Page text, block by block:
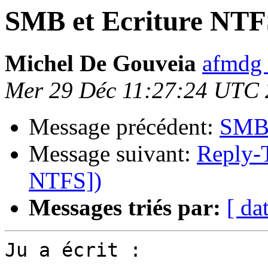
SMB et Ecriture
Michel De Gouveia
Mer 29 Déc 11:27:24 UTC
Message précédent:
Message suivant: Reply-
NTFS])
Messages triés par: [
Ju a écrit :